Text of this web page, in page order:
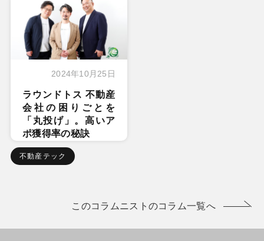
2024年10月25日
ラウンドトス 不動産
会社の困りごとを
「丸投げ」。高いア
ポ獲得率の秘訣
不動産テック
このコラムニストのコラム一覧へ